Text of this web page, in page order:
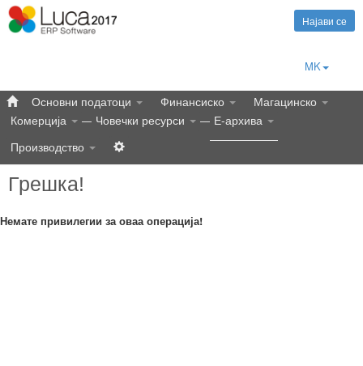
Најави се
MK
Основни податоци Финансиско
Магацинско
Комерција
Човечки ресурси
Е-архива
Производство
Грешка!
Немате привилегии за оваа операција!